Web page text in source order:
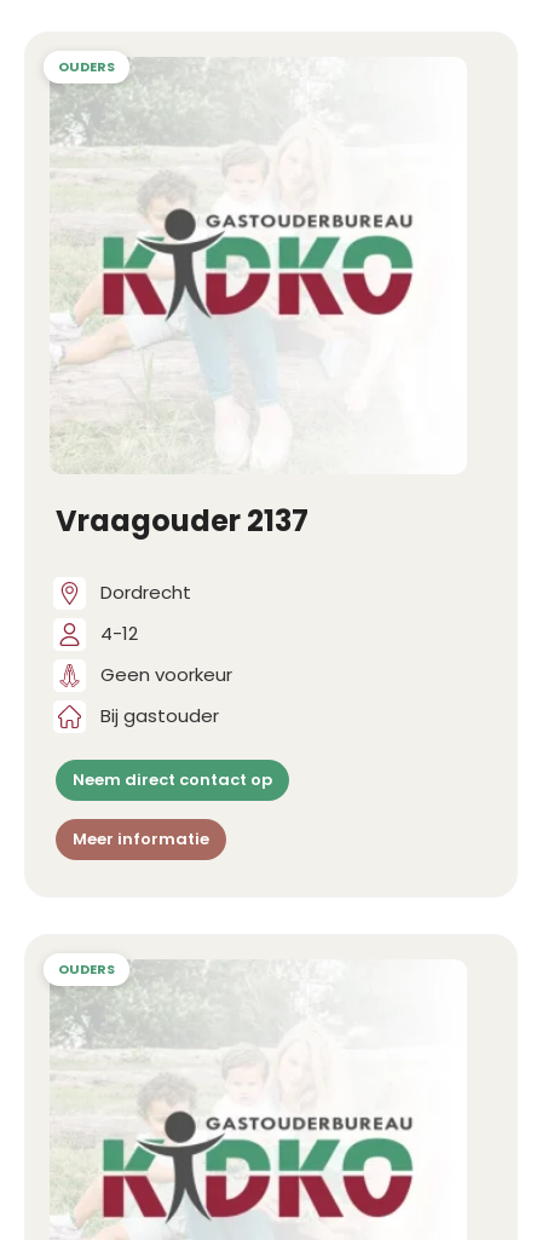
Vraagouder 2137
Dordrecht
4-12
Geen voorkeur
Bij gastouder
Neem direct contact op
Meer informatie